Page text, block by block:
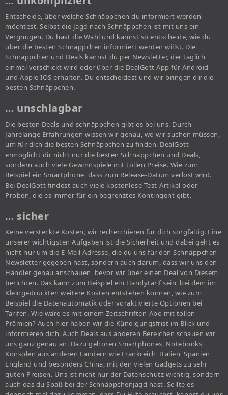
Entscheide, über welche Schnäppchen du informiert werden
möchtest. Selbst die Jagd nach Schnäppchen ist mit uns ein
Vergnügen. Du hast die Wahl und kannst so entscheide, wie du
über die besten Schnäppchen informiert werden willst. Die
Schnäppchen und Deals kannst du per Newsletter, der täglich
einmal verschickt wird oder über die DealGott App für Android
und Apple IOS erhalten. Du entscheidest und wir bringen dir die
besten Schnäppchen.
… unschlagbar
Die besten Deals und schnäppchen gibt es bei uns. Durch
Jahrelange Erfahrungen wissen wir genau, wo wir suchen müssen,
um für dich die besten Schnäppchen zu finden. DealGott
ermöglicht dir nicht nur die besten Schnäppchen und Deals,
sondern auch viele Gewinnspiele mit tollen Preise. Wie zum
Beispiel ein Smartphone, dass zum Release-Datum verlost wird.
Bei DealGott findest auch viele kostenlose Test-Artikel oder
Proben, die es immer für ein begrenztes Kontingent gibt.
… sicher
Keine versteckte Kosten, wir recherchieren für dich sorgfältig. Eine
unserer wichtigsten Aufgaben ist die Sicherheit und dabei geht es
nicht nur um die E-Mail Adresse, die du uns für den Schnäppchen-
Newsletter gegeben hast, sondern auch darum, dass wir uns den
Händler genau anschauen, bevor wir über einen Deal von Diesem
berichten. Das kann zum Beispiel ein Handytarif sein, bei dem im
Kleingedruckten weitere Kosten entstehen können, wie zum
Beispiel die Datenautomatik oder voraktivierte Optionen bei
Tarifen. Wie wäre es mit einem Zeitschriften-Abo mit tollen
Prämien? Auch hier haben wir die Kündigungsfrist im Blick und
informieren dich. Auch Deals aus anderen Bereichen schauen wir
uns ganz genau an. Dazu gehören Smartphones, Notebooks,
Konsolen aus anderen Ländern wie Frankreich, Italien, Spanien,
England und besonders China, mit den vielen Gadgets zu sehr
guten Preisen. Uns ist nicht nur der Datenschutz wichtig, sondern
auch das du Spaß bei der Schnäppchenjagd hast. Sollte es